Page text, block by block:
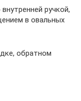
ручкой,
в овальных
обратном